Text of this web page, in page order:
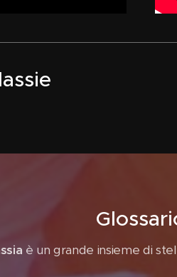
è un grande insieme di